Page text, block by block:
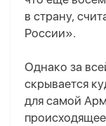
в страну,
России».
Однако за
скрывается
для самой